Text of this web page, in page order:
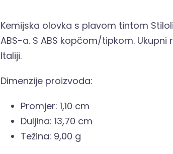
Kemijska olovka s plavom tintom
ABS-a. S ABS kopčom/tipkom.
Italiji.
Dimenzije proizvoda:
Promjer: 1,10 cm
Duljina: 13,70 cm
Težina: 9,00 g